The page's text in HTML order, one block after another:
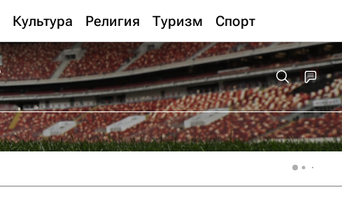
Культура Религия Туризм Спорт